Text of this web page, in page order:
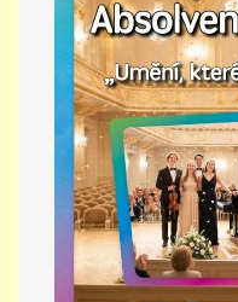
ZAMĚSTNÁNÍ
DOTACE
GDPR